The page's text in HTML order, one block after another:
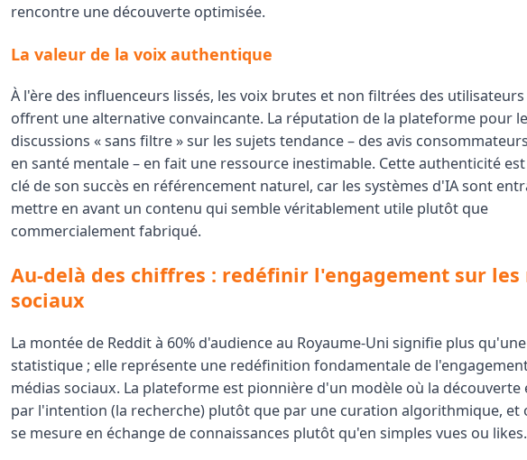
rencontre une découverte optimisée.
La valeur de la voix authentique
À l'ère des influenceurs lissés, les voix brutes et non filtrées des
offrent une alternative convaincante. La réputation de la plateforme pour
discussions « sans filtre » sur les sujets tendance – des avis
en santé mentale – en fait une ressource inestimable. Cette authenticité
clé de son succès en référencement naturel, car les systèmes d'IA sont
mettre en avant un contenu qui semble véritablement utile plutôt que
commercialement fabriqué.
Au-delà des chiffres : redéfinir l'engagement sur les
sociaux
La montée de Reddit à 60% d'audience au Royaume-Uni signifie plus
statistique ; elle représente une redéfinition fondamentale de
médias sociaux. La plateforme est pionnière d'un modèle où la découverte
par l'intention (la recherche) plutôt que par une curation algorithmique, et
se mesure en échange de connaissances plutôt qu'en simples vues ou likes.